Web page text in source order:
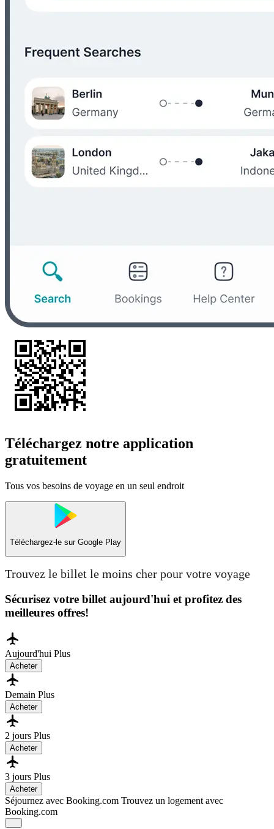
Téléchargez notre application
gratuitement
Tous vos besoins de voyage en un seul endroit
Téléchargez-le sur Google Play
Trouvez le billet le moins cher pour votre voyage
Sécurisez votre billet aujourd'hui et profitez des
meilleures offres!
Aujourd'hui Plus
Acheter
Demain Plus
Acheter
2 jours Plus
Acheter
3 jours Plus
Acheter
Séjournez avec Booking.com Trouvez un logement avec
Booking.com